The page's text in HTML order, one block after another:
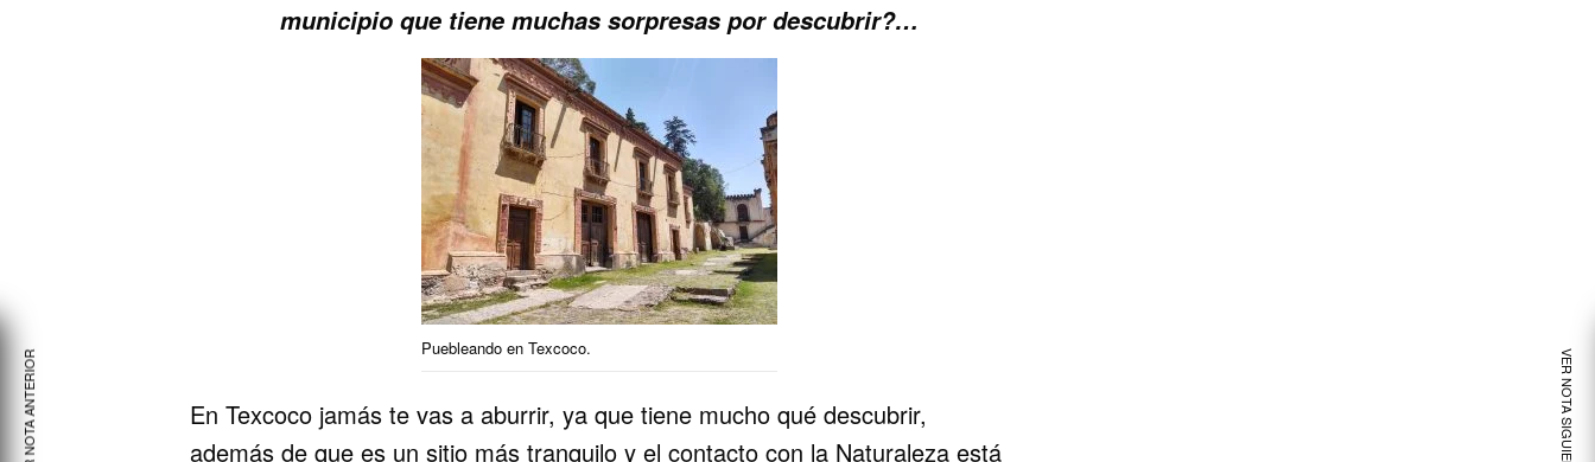
municipio que tiene muchas sorpresas por descubrir?…
Puebleando en Texcoco.
En Texcoco jamás te vas a aburrir, ya que tiene mucho qué descubrir,
además de que es un sitio más tranquilo y el contacto con la Naturaleza está
VER NOTA ANTERIOR VER NOTA SIGUIENTE